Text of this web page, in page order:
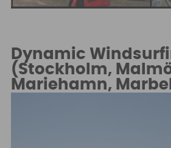
Dynamic
(Stockholm,
Mariehamn,